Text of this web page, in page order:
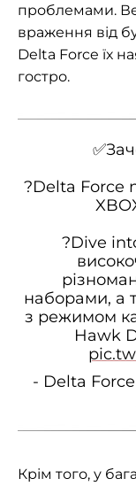
проблемами.
враження від
Delta Force їх
гостро.
?Delta Force
?Dive
наборами,
з режимом
Hawk
- Delta
Крім того, у